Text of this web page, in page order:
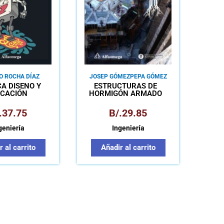
ROCHA DÍAZ
DISEÑO Y
37.75
al carrito
JOSEP GÓMEZPEPA GÓMEZ
ESTRUCTURAS DE
HORMIGÓN ARMADO
Y CÁLCULO DE
SECCIONES MÉTODOS
SEGÚN EHE-08
B/.29.85
Ingeniería
Añadir al carrito